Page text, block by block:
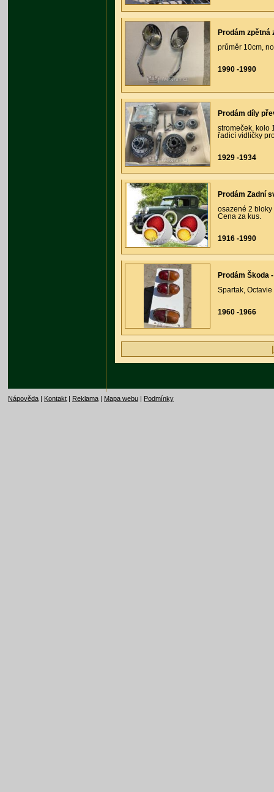
Prodám zpětná
průměr 10cm,
1990 -1990
Prodám díly
stromeček, kolo
řadicí vidličky
1929 -1934
Prodám Zadní
osazené 2 bloky
Cena za kus.
1916 -1990
Prodám Škoda
Spartak,
1960 -1966
Nápověda | Kontakt | Reklama | Mapa webu | Podmínky